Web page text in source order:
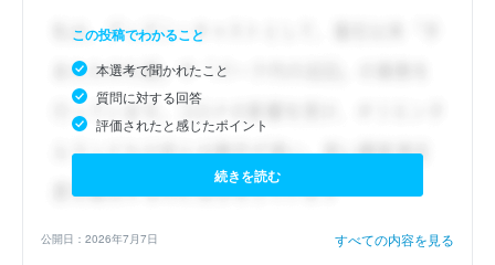
この投稿でわかること
本選考で聞かれたこと
質問に対する回答
評価されたと感じたポイント
続きを読む
公開日：2026年7月7日 すべての内容を見る